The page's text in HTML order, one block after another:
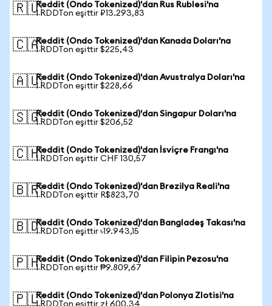
🇷🇺Reddit (Ondo Tokenized)'dan Rus Rublesi'na
1 RDDTon eşittir ₽13.293,83
🇨🇦Reddit (Ondo Tokenized)'dan Kanada Doları'na
1 RDDTon eşittir $225,43
🇦🇺Reddit (Ondo Tokenized)'dan Avustralya Doları'na
1 RDDTon eşittir $228,66
🇸🇬Reddit (Ondo Tokenized)'dan Singapur Doları'na
1 RDDTon eşittir $206,52
🇨🇭Reddit (Ondo Tokenized)'dan İsviçre Frangı'na
1 RDDTon eşittir CHF 130,57
🇧🇷Reddit (Ondo Tokenized)'dan Brezilya Reali'na
1 RDDTon eşittir R$823,70
🇧🇩Reddit (Ondo Tokenized)'dan Bangladeş Takası'na
1 RDDTon eşittir ৳19.943,15
🇵🇭Reddit (Ondo Tokenized)'dan Filipin Pezosu'na
1 RDDTon eşittir ₱9.809,67
🇵🇱Reddit (Ondo Tokenized)'dan Polonya Zlotisi'na
1 RDDTon eşittir zł 600,34